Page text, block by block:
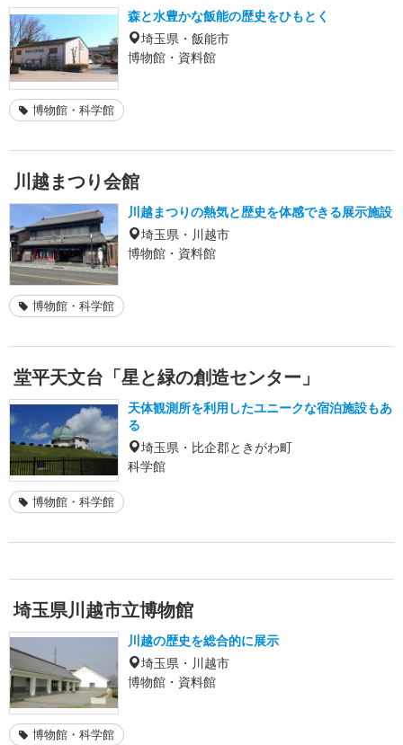
森と水豊かな飯能の歴史をひもとく
埼玉県・飯能市
博物館・資料館
博物館・科学館
川越まつり会館
川越まつりの熱気と歴史を体感できる展示施設
埼玉県・川越市
博物館・資料館
博物館・科学館
堂平天文台「星と緑の創造センター」
天体観測所を利用したユニークな宿泊施設もあ
る
埼玉県・比企郡ときがわ町
科学館
博物館・科学館
埼玉県川越市立博物館
川越の歴史を総合的に展示
埼玉県・川越市
博物館・資料館
博物館・科学館